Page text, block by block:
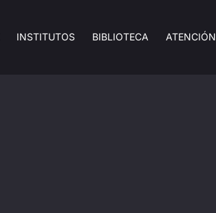
INSTITUTOS BIBLIOTECA ATENCIÓN